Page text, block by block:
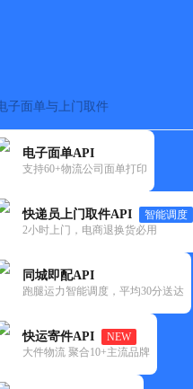
子面单与上门取件
电子面单API
支持60+物流公司面单打印
快递员上门取件API
智能调度
2小时上门，电商退换货必用
同城即配API
跑腿运力智能调度，平均30分送达
快运寄件API
NEW
大件物流 聚合10+主流品牌
NEW